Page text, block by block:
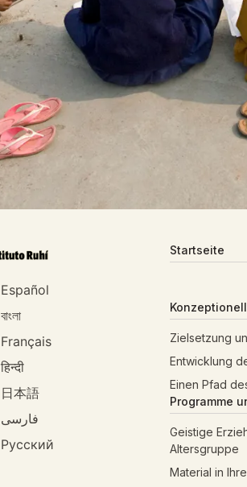
Español
বাংলা
Français
हिन्दी
日本語
فارسی
Русский
Startseite
Zielsetzung
Entwicklung
Einen Pfad
Programme
Geistige
Altersgruppe
Material in